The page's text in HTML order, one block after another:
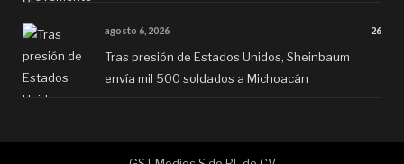
agosto 6, 2026 26
Tras presión de Estados Unidos, Sheinbaum
envía mil 500 soldados a Michoacán